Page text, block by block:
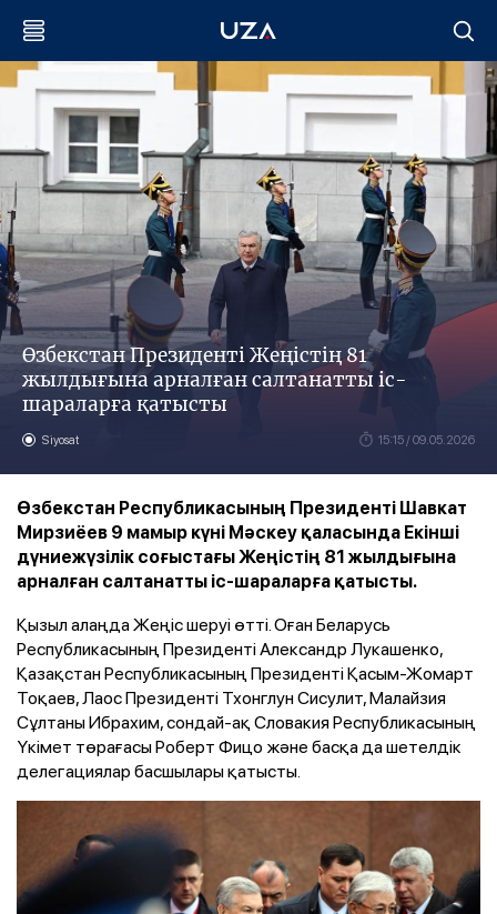
Өзбекстан Президенті Жеңістің 81
жылдығына арналған салтанатты іс-
шараларға қатысты
Siyosat 15:15 / 09.05.2026
Өзбекстан Республикасының Президенті Шавкат
Мирзиёев 9 мамыр күні Мәскеу қаласында Екінші
дүниежүзілік соғыстағы Жеңістің 81 жылдығына
арналған салтанатты іс-шараларға қатысты.
Қызыл алаңда Жеңіс шеруі өтті. Оған Беларусь
Республикасының Президенті Александр Лукашенко,
Қазақстан Республикасының Президенті Қасым-Жомарт
Тоқаев, Лаос Президенті Тхонглун Сисулит, Малайзия
Сұлтаны Ибрахим, сондай-ақ Словакия Республикасының
Үкімет төрағасы Роберт Фицо және басқа да шетелдік
делегациялар басшылары қатысты.